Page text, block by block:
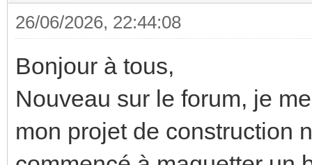
26/06/2026, 22:44:08
Bonjour à tous,
Nouveau sur le forum, je
mon projet de construction